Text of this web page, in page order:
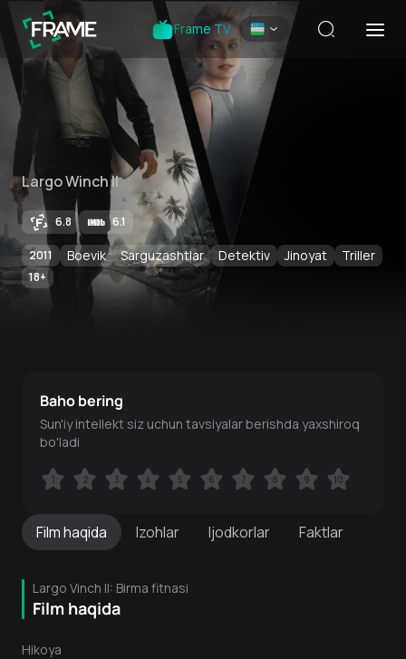
Frame TV
Largo Winch II
6.8 6.1
2011 Boevik Sarguzashtlar Detektiv Jinoyat Triller
18+
Filmhaqida Izohlar Ijodkorlar Faktlar
Largo Vinch II: Birma fitnasi
Film haqida
Hikoya
Baho bering
Sun'iy intellekt siz uchun tavsiyalar berishda yaxshiroq
bo'ladi
1 2 3 4 5 6 7 8 9 10
1 2 3 4 5 6 7 8 9 10